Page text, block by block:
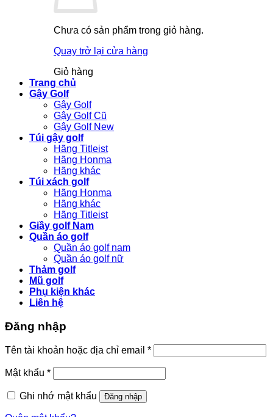
Chưa có sản phẩm trong giỏ hàng.
Quay trở lại cửa hàng
Giỏ hàng
Trang chủ
Gậy Golf
Gậy Golf
Gậy Golf Cũ
Gậy Golf New
Túi gậy golf
Hãng Titleist
Hãng Honma
Hãng khác
Túi xách golf
Hãng Honma
Hãng khác
Hãng Titleist
Giầy golf Nam
Quần áo golf
Quần áo golf nam
Quần áo golf nữ
Thảm golf
Mũ golf
Phụ kiện khác
Liên hệ
Đăng nhập
Tên tài khoản hoặc địa chỉ email *Bắt
buộc
Mật khẩu *Bắt
buộc
Ghi nhớ mật khẩu
Đăng nhập